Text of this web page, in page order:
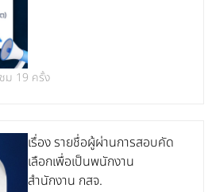
ชม 19 ครั้ง
เรื่อง รายชื่อผู้ผ่านการสอบคัด
เลือกเพื่อเป็นพนักงาน
สำนักงาน กสจ.